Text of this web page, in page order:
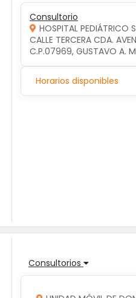
Consultorio
HOSPITAL PEDIÁTRICO
CALLE TERCERA CDA.
C.P.07969, GUSTAVO A.
Horarios disponibles
Consultorios